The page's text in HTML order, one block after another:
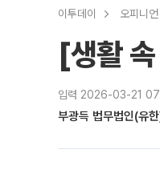
이투데이 오피니언
[생활
입력 2026-03-21
부광득 법무법인(유